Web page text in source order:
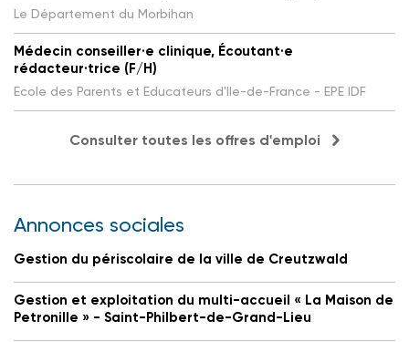
Le Département du Morbihan
Médecin conseiller·e clinique, Écoutant·e
rédacteur·trice (F/H)
Ecole des Parents et Educateurs d'Ile-de-France - EPE IDF
Consulter toutes les offres d'emploi
Annonces sociales
Gestion du périscolaire de la ville de Creutzwald
Gestion et exploitation du multi-accueil « La Maison de
Petronille » - Saint-Philbert-de-Grand-Lieu